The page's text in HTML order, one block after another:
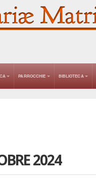
PARROCCHIE BIBLIOTECA
2024